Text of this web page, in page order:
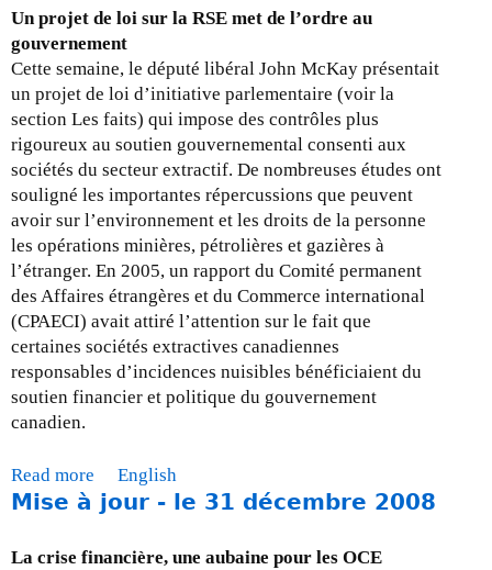
e
n
s
u
r
l
a
r
e
d
d
i
t
i
o
n
o
p
u
t
F
A
Q
-
O
C
E
e
t
E
D
C
Un projet de loi sur la RSE met de l’ordre au
gouvernement
Cette semaine, le député libéral John McKay présentait
un projet de loi d’initiative parlementaire (voir la
section Les faits) qui impose des contrôles plus
rigoureux au soutien gouvernemental consenti aux
sociétés du secteur extractif. De nombreuses études ont
souligné les importantes répercussions que peuvent
avoir sur l’environnement et les droits de la personne
les opérations minières, pétrolières et gazières à
l’étranger. En 2005, un rapport du Comité permanent
des Affaires étrangères et du Commerce international
(CPAECI) avait attiré l’attention sur le fait que
certaines sociétés extractives canadiennes
responsables d’incidences nuisibles bénéficiaient du
soutien financier et politique du gouvernement
canadien.
Read more
b
u
English
Mise à jour - le 31 décembre 2008
La crise financière, une aubaine pour les OCE